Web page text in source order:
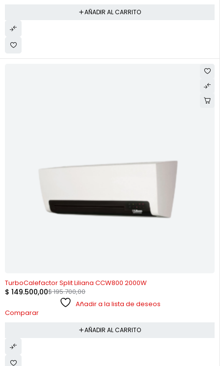
AÑADIR AL CARRITO
TurboCalefactor Split Liliana CCW800 2000W
$195.700,00
$ 149.500,00
Añadir a la lista de deseos
Comparar
AÑADIR AL CARRITO